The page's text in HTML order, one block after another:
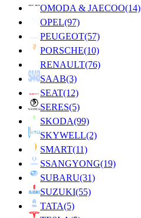
OMODA & JAECOO(14)
OPEL(97)
PEUGEOT(57)
PORSCHE(10)
RENAULT(76)
SAAB(3)
SEAT(12)
SERES(5)
SKODA(99)
SKYWELL(2)
SMART(11)
SSANGYONG(19)
SUBARU(31)
SUZUKI(55)
TATA(5)